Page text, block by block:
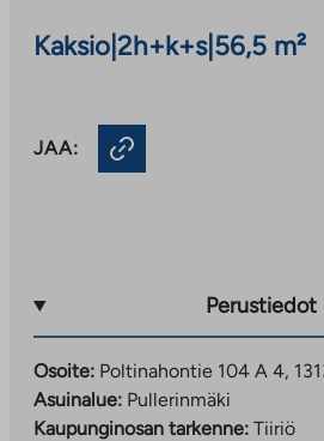
Kaksio 2h+k+s| 56,5 m²
JAA:
Perustiedot
Osoite: Poltinahontie 104 A 4,
Asuinalue: Pullerinmäki
Kaupunginosan tarkenne: Tiiriö